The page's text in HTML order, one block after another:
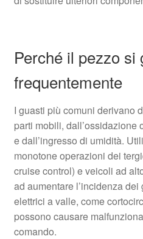
Perché il pezzo si
frequentemente
I guasti più comuni derivano
parti mobili, dall’ossidazione
e dall’ingresso di umidità.
monotone operazioni dei
cruise control) e veicoli ad
ad aumentare l’incidenza
elettrici a valle, come
possono causare
comando.